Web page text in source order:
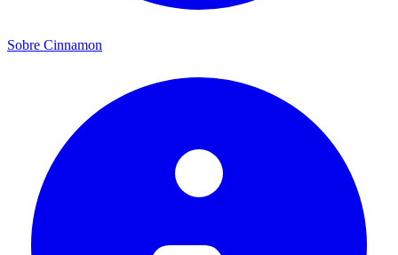
Sobre Cinnamon